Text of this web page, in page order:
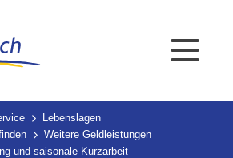
Lebenslagen
Weitere Geldleistungen
und saisonale Kurzarbeit